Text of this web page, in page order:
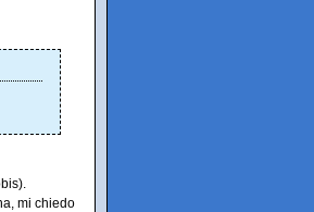
mi chiedo